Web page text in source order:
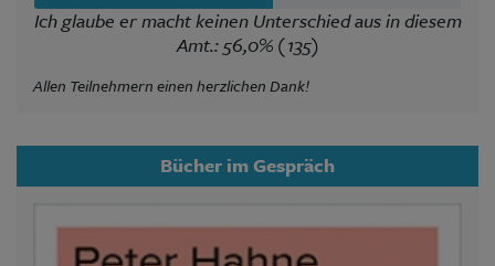
Ich glaube er macht keinen Unterschied aus in diesem
Amt.: 56,0% (135)
Allen Teilnehmern einen herzlichen Dank!
Bücher im Gespräch